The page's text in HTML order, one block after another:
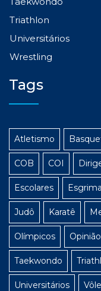
Triathlon
Universitários
Wrestling
Tags
Atletismo
COB COI
Escolares Esgrima
Judô Karatê
Olímpicos Opinião
Taekwondo
Universitários